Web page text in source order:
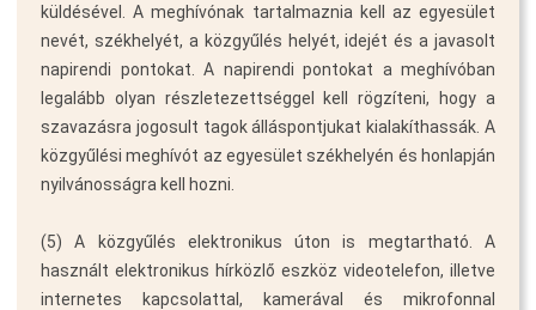
küldésével. A meghívónak tartalmaznia kell az egyesület
nevét, székhelyét, a közgyűlés helyét, idejét és a javasolt
napirendi pontokat. A napirendi pontokat a meghívóban
legalább olyan részletezettséggel kell rögzíteni, hogy a
szavazásra jogosult tagok álláspontjukat kialakíthassák. A
közgyűlési meghívót az egyesület székhelyén és honlapján
nyilvánosságra kell hozni.
(5) A közgyűlés elektronikus úton is megtartható. A
használt elektronikus hírközlő eszköz videotelefon, illetve
internetes kapcsolattal, kamerával és mikrofonnal